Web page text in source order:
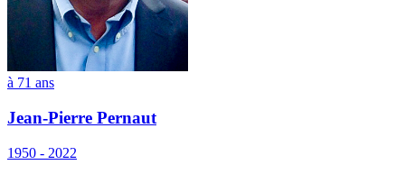
à 71 ans
Jean-Pierre Pernaut
1950 - 2022